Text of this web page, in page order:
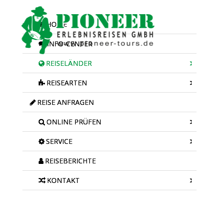
HOME
INFO-CENTER
REISELÄNDER
REISEARTEN
REISE ANFRAGEN
ONLINE PRÜFEN
SERVICE
REISEBERICHTE
KONTAKT